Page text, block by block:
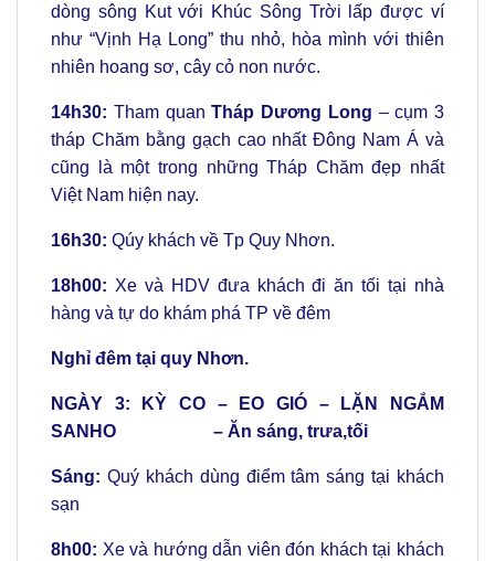
dòng sông Kut với Khúc Sông Trời lấp được ví
như “Vịnh Hạ Long” thu nhỏ, hòa mình với thiên
nhiên hoang sơ, cây cỏ non nước.
14h30: Tham quanTháp Dương Long – cụm 3
tháp Chăm bằng gạch cao nhất Đông Nam Á và
cũng là một trong những Tháp Chăm đẹp nhất
Việt Nam hiện nay.
16h30: Qúy khách về Tp Quy Nhơn.
18h00: Xe và HDV đưa khách đi ăn tối tại nhà
hàng và tự do khám phá TP về đêm
Nghỉ đêm tại quy Nhơn.
NGÀY 3: KỲ CO – EO GIÓ – LẶN NGẮM
SANHO – Ăn sáng, trưa,tối
Sáng: Quý khách dùng điểm tâm sáng tại khách
sạn
8h00: Xe và hướng dẫn viên đón khách tại khách